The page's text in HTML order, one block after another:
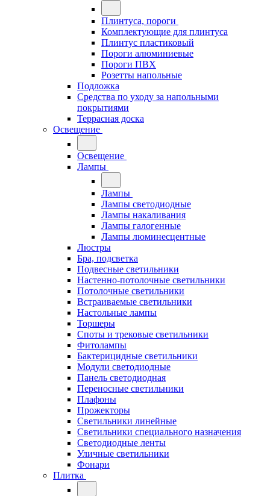
Плинтуса, пороги
Комплектующие для плинтуса
Плинтус пластиковый
Пороги алюминиевые
Пороги ПВХ
Розетты напольные
Подложка
Средства по уходу за напольными
покрытиями
Террасная доска
Освещение
Освещение
Лампы
Лампы
Лампы светодиодные
Лампы накаливания
Лампы галогенные
Лампы люминесцентные
Люстры
Бра, подсветка
Подвесные светильники
Настенно-потолочные светильники
Потолочные светильники
Встраиваемые светильники
Настольные лампы
Торшеры
Споты и трековые светильники
Фитолампы
Бактерицидные светильники
Модули светодиодные
Панель светодиодная
Переносные светильники
Плафоны
Прожекторы
Светильники линейные
Светильники специального назначения
Светодиодные ленты
Уличные светильники
Фонари
Плитка